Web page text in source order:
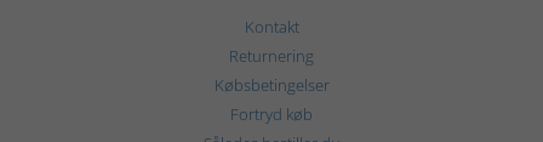
Kontakt
Returnering
Købsbetingelser
Fortryd køb